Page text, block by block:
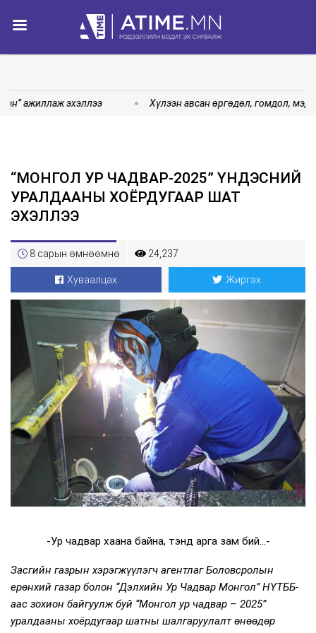
ажиллаж эхэллээ Хүлээн авсан өргөдөл, гомдол,
“МОНГОЛ УР ЧАДВАР-2025” ҮНДЭСНИЙ
УРАЛДААНЫ ХОЁРДУГААР ШАТ
ЭХЭЛЛЭЭ
8 сарын өмнөөмнө 24,237
Хуваалцах Жиргэх
-Ур чадвар хаана байна, тэнд арга зам бий...-
Засгийн газрын хэрэгжүүлэгч агентлаг Боловсролын
ерөнхий газар болон “Дэлхийн Ур Чадвар Монгол” НҮТББ-
аас зохион байгуулж буй “Монгол ур чадвар – 2025”
уралдааны хоёрдугаар шатны шалгаруулалт өнөөдөр